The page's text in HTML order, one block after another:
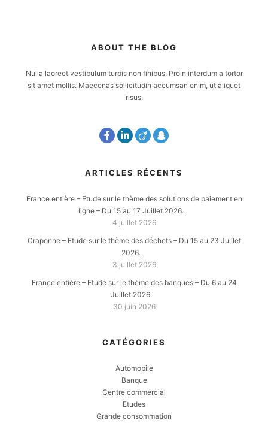
ABOUT THE BLOG
Nulla laoreet vestibulum turpis non finibus. Proin interdum a tortor
sit amet mollis. Maecenas sollicitudin accumsan enim, ut aliquet
risus.
ARTICLES RÉCENTS
France entière – Etude sur le thème des solutions de paiement en
ligne – Du 15 au 17 Juillet 2026.
4 juillet 2026
Craponne – Etude sur le thème des déchets – Du 15 au 23 Juillet
2026.
3 juillet 2026
France entière – Etude sur le thème des banques – Du 6 au 24
Juillet 2026.
30 juin 2026
CATÉGORIES
Automobile
Banque
Centre commercial
Etudes
Grande consommation